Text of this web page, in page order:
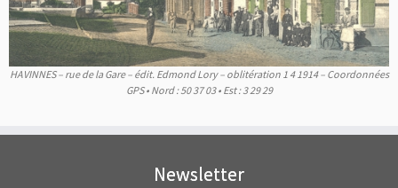
HAVINNES – rue de la Gare – édit. Edmond Lory – oblitération 1 4 1914 – Coordonnées
GPS • Nord : 50 37 03 • Est : 3 29 29
Newsletter